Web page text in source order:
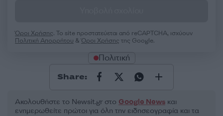
Όροι Χρήσης. Το site προστατεύεται από reCAPTCHA, ισχύουν
Πολιτική Απορρήτου &Όροι Χρήσης της Google.
Πολιτική
Share:
Ακολουθήστε το Νewsit.gr στο Google News και
ενημερωθείτε πρώτοι για όλη την ειδησεογραφία και τα